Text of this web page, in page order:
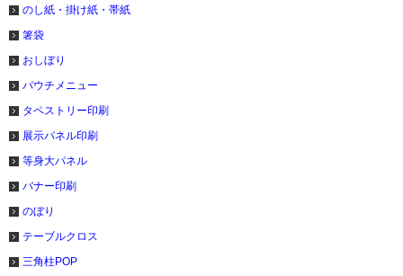
のし紙・掛け紙・帯紙
箸袋
おしぼり
パウチメニュー
タペストリー印刷
展示パネル印刷
等身大パネル
バナー印刷
のぼり
テーブルクロス
三角柱POP